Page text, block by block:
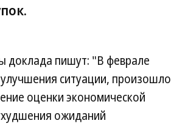
доклада пишут: "В феврале
ситуации, произошло
оценки экономической
ожиданий